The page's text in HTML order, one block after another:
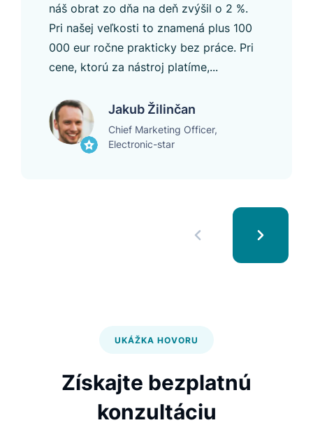
náš obrat zo dňa na deň zvýšil o 2 %.
Pri našej veľkosti to znamená plus 100
000 eur ročne prakticky bez práce. Pri
cene, ktorú za nástroj platíme,...
Jakub Žilinčan
Chief Marketing Officer,
Electronic-star
UKÁŽKA HOVORU
Získajte bezplatnú
konzultáciu